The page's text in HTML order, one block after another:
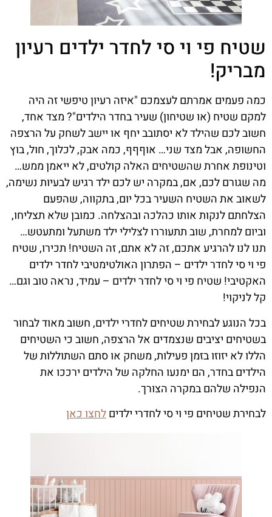
שטיח פי וי סי לחדר ילדים רעיון
מבריק!
כמה פעמים אמרתם לעצמכם "איזה רעיון טיפשי זה היה
למקם שטיח (או שטיחון) שעיר בחדר הילדים"? מצד אחד,
חשוב לכם שהילד לא יסתובב יחף או יישב לשחק על הרצפה
החשופה, אבל מצד שני… אוףףף, כמה אבק, לכלוך, חול, בוץ
וטינופת אחרת שהשטיחים האלה קולטים, לא ייאמן ממש…
מה שגורם לכם, אם, במקרה יש לכם ילד רגיש לבעיות נשימה,
לשאוב את השטיח השעיר בכל יום, בתקווה, שהפעם
הצלחתם לנקות אותו כהלכה ובהצלחה. כמובן שלא תצליחו,
וביום למחרת, שוב תתעוררו לצלילי ילד משתעל ומתעטש…
תנו לנו להרגיע אתכם, זה לא אתם, זה השטיח! תכירו, שטיח
פי וי סי לחדר ילדים – הפתרון האולטימטיבי לחדר ילדים
האקטיבי! שטיח פי וי סי לחדר ילדים – עמיד, נראה טוב וגם…
קל לניקוי!
בכל הנוגע לבחירת שטיחים לחדרי ילדים, חשוב מאוד לבחור
בשטיחים יציבים שנצמדים אל הרצפה, חשוב כי השטיחים
הללו לא יזוזו בזמן פעילות, משחק או סתם השתוללות של
הילדים בחדר, הם ימנעו החלקה של הילדים ירככו את
הנפילה שלהם במקרה הצורך.
לבחירת שטיחים פי וי סי לחדרי ילדיםלחצוכאן